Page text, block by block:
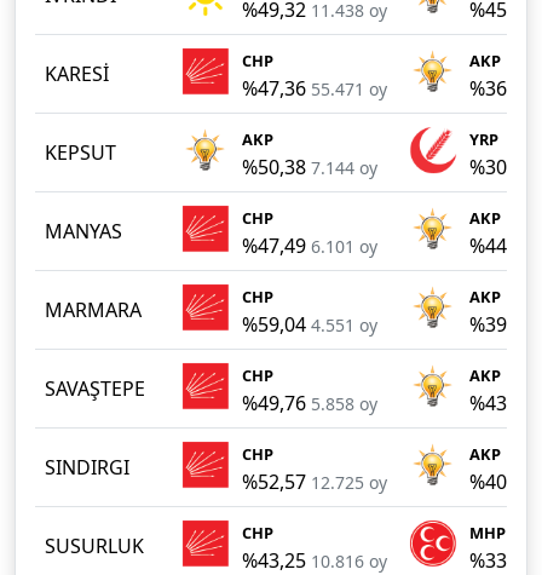
%49,32 11.438 oy %45,54
KARESİ CHP
%47,36 55.471 oy
AKP
%36,72
KEPSUT AKP
%50,38 7.144 oy
YRP
%30,94
MANYAS CHP
%47,49 6.101 oy
AKP
%44,82
MARMARA CHP
%59,04 4.551 oy
AKP
%39,58
SAVAŞTEPE CHP
%49,76 5.858 oy
AKP
%43,68
SINDIRGI CHP
%52,57 12.725 oy
AKP
%40,16
SUSURLUK CHP
%43,25 10.816 oy
MHP
%33,42